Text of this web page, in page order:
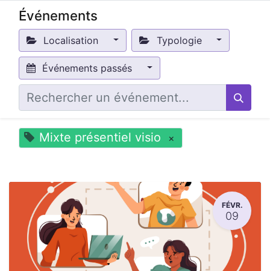
Événements
Localisation Typologie
Événements passés
Mixte présentiel visio ×
FÉVR.
09